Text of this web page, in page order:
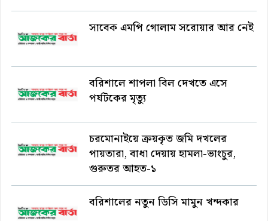
সাবেক এমপি গোলাম সরোয়ার আর নেই
বরিশালে শাপলা বিল দেখতে এসে
পর্যটকের মৃত্যু
চরমোনাইয়ে ক্রয়কৃত জমি দখলের
পায়তারা, বাধা দেয়ায় হামলা-ভাংচুর,
গুরুতর আহত-১
বরিশালের নতুন ডিসি মামুন খন্দকার